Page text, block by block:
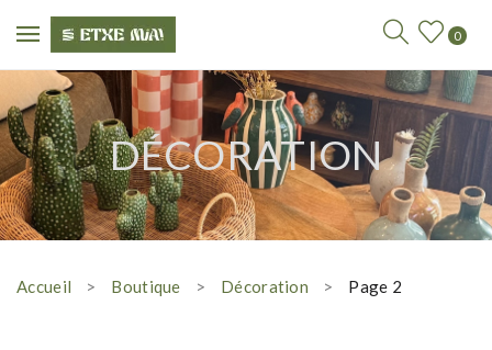
0
DÉCORATION
Accueil Boutique Décoration Page 2